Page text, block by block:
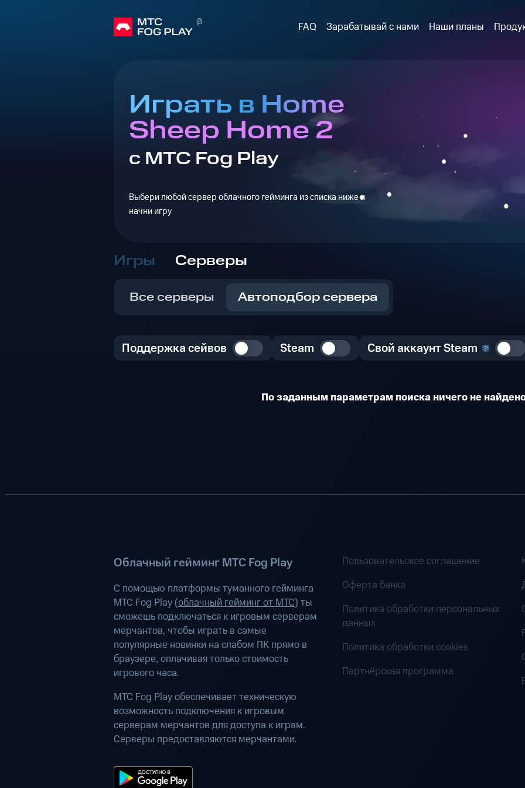
FAQ Зарабатывай с нами Наши планы
Играть в Home
Sheep Home 2
с МТС Fog Play
Выбери любой сервер облачного гейминга из списка ниже и
начни игру
Игры Серверы
Все серверы Автоподбор сервера
Поддержка сейвов Steam Свой аккаунт Steam
По заданным параметрам поиска ничего не
Облачный гейминг МТС Fog Play
С помощью платформы туманного гейминга
МТС Fog Play (облачный гейминг от МТС) ты
сможешь подключаться к игровым серверам
мерчантов, чтобы играть в самые
популярные новинки на слабом ПК прямо в
браузере, оплачивая только стоимость
игрового часа.
МТС Fog Play обеспечивает техническую
возможность подключения к игровым
серверам мерчантов для доступа к играм.
Серверы предоставляются мерчантами.
Пользовательское соглашение
Оферта банка
Политика обработки персональных
данных
Политика обработки cookies
Партнёрская программа